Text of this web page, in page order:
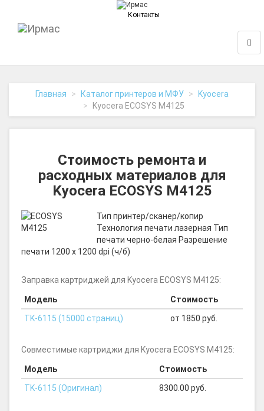
Контакты
Главная Каталог принтеров и МФУ
Kyocera
Kyocera ECOSYS M4125
Стоимость ремонта и
расходных материалов для
Kyocera ECOSYS M4125
Тип принтер/сканер/копир
Технология печати лазерная Тип
печати черно-белая Разрешение
печати 1200 x 1200 dpi (ч/б)
Заправка картриджей для Kyocera ECOSYS M4125:
Модель
Стоимость
TK-6115 (15000 страниц)
от 1850 руб.
Совместимые картриджи для Kyocera ECOSYS M4125:
Модель
Стоимость
TK-6115 (Оригинал)
8300.00 руб.